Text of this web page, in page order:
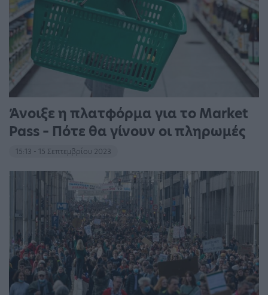
Άνοιξε η πλατφόρμα για το Market
Pass – Πότε θα γίνουν οι πληρωμές
15:13 - 15 Σεπτεμβρίου 2023